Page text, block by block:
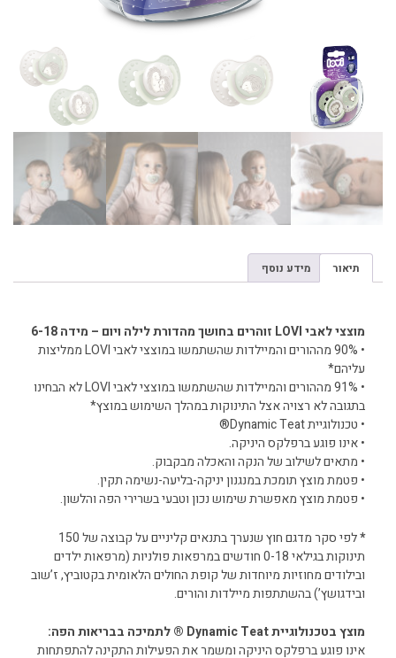
תיאור מידע נוסף
מוצצי לאבי LOVI זוהרים בחושך מהדורת לילה ויום – מידה 6-18
• 90% מההורים והמיילדות שהשתמשו במוצצי לאבי LOVI ממליצות
עליהם*
• 91% מההורים והמיילדות שהשתמשו במוצצי לאבי LOVI לא הבחינו
בתגובה לא רצויה אצל התינוקות במהלך השימוש במוצץ*
• טכנולוגיית Dynamic Teat®
• אינו פוגע ברפלקס היניקה.
• מתאים לשילוב של הנקה והאכלה מבקבוק.
• פטמת מוצץ תומכת במנגנון יניקה-בליעה-נשימה תקין.
• פטמת מוצץ מאפשרת שימוש נכון וטבעי בשרירי הפה והלשון.
*
לפי סקר מדגם חוץ שנערך בתנאים קליניים על קבוצה של 150
תינוקות בגילאי 0-18 חודשים במרפאות פולניות (מרפאות ילדים
ובילודים מחוזיות מיוחדות של קופת החולים הלאומית בקטוביץ, ז’שוב
ובידגושץ’) בהשתתפות מיילדות והורים.
מוצץ בטכנולוגיית Dynamic Teat ® לתמיכה בבריאות הפה:
אינו פוגע ברפלקס היניקה ומשמר את הפעילות התקינה להתפתחות